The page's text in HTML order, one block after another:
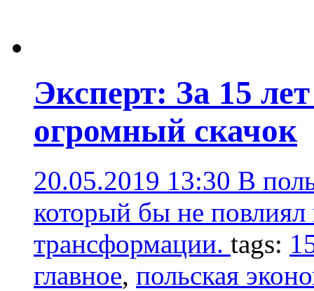
Эксперт: За 15
огромный скачок
20.05.2019 13:30 В
который бы не повлиял
трансформации. tags:
главное, польская